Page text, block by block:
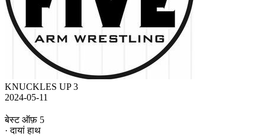
KNUCKLES UP 3
2024-05-11
बेस्ट ऑफ़ 5
· दायां हाथ